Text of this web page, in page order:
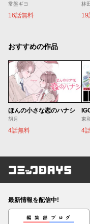
常盤ギヨ
16話無料
林
19
おすすめの作品
ほんの小さな恋のハナシ
胡月
4話無料
東
4
コミック
最新情報を配信中!
編集部ブログ